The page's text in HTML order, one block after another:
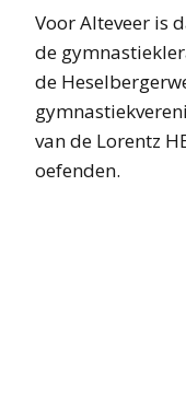
Voor Alteveer is
de
de
van de Lorentz
oefenden.